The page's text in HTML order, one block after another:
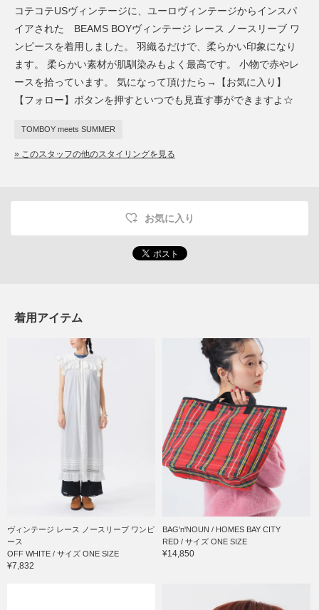
コテコテUSヴィンテージに、ユーロヴィンテージからインスパ
イアされた BEAMS BOYヴィンテージ レース ノースリーブ ワ
ンピースを着用しました。 羽織るだけで、柔らかい印象になり
ます。 柔らかい素材が肌馴染みもよく最高です。 小物で赤やレ
ースを拾っています。 気になって頂けたら→【お気に入り】
【フォロー】ボタンを押すといつでも見直す事ができますよ☆
TOMBOY meets SUMMER
» このスタッフの他のスタイリングを見る
お気に入り
着用アイテム
ヴィンテージ レース ノースリーブ ワンピ
ース
OFF WHITE / サイズ ONE SIZE
¥7,832
BAG'n'NOUN / HOMES BAY CITY
RED / サイズ ONE SIZE
¥14,850